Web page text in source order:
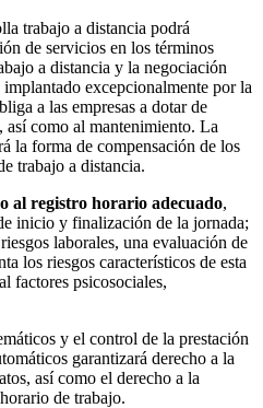
trabajo a distancia podrá
de servicios en los términos
a distancia y la negociación
excepcionalmente por la
a las empresas a dotar de
así como al mantenimiento. La
la forma de compensación de los
trabajo a distancia.
al registro horario adecuado,
inicio y finalización de la jornada;
laborales, una evaluación de
los riesgos característicos de esta
factores psicosociales,
y el control de la prestación
garantizará derecho a la
así como el derecho a la
de trabajo.